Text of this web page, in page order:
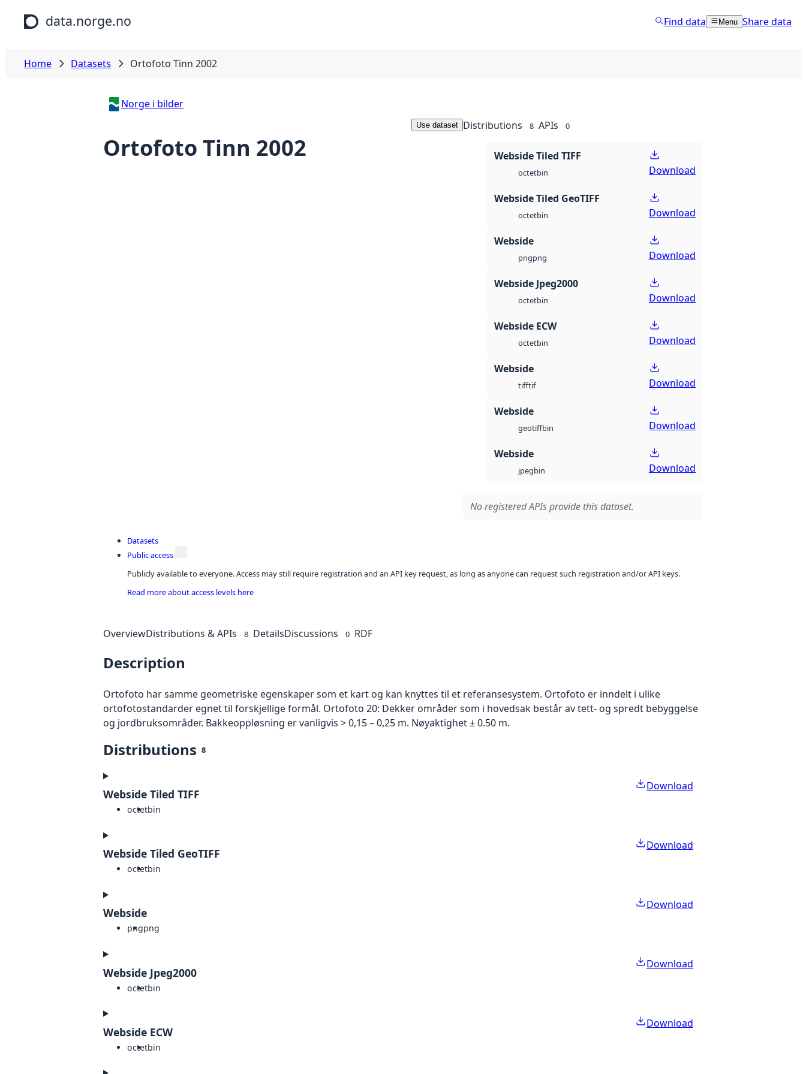
Skip to main content
data.norge.no Find data Menu Share data
Home Datasets Ortofoto Tinn 2002
Norge i bilder
Ortofoto Tinn 2002
Use dataset Distributions 8 APIs 0
Webside Tiled TIFF
octetbin Download
Webside Tiled GeoTIFF
octetbin Download
Webside
pngpng Download
Webside Jpeg2000
octetbin Download
Webside ECW
octetbin Download
Webside
tifftif Download
Webside
geotiffbin Download
Webside
jpegbin Download
No registered APIs provide this dataset.
Datasets
Public access
Publicly available to everyone. Access may still require registration and an API key request, as long as anyone can request such registration and/or API keys.
Read more about access levels here
OverviewDistributions & APIs 8 DetailsDiscussions 0 RDF
Description
Ortofoto har samme geometriske egenskaper som et kart og kan knyttes til et referansesystem. Ortofoto er inndelt i ulike
ortofotostandarder egnet til forskjellige formål. Ortofoto 20: Dekker områder som i hovedsak består av tett- og spredt bebyggelse
og jordbruksområder. Bakkeoppløsning er vanligvis > 0,15 – 0,25 m. Nøyaktighet ± 0.50 m.
Distributions 8
Webside Tiled TIFF
octetbin
Download
Webside Tiled GeoTIFF
octetbin
Download
Webside
pngpng
Download
Webside Jpeg2000
octetbin
Download
Webside ECW
octetbin
Download